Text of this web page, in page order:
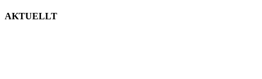
AKTUELLT